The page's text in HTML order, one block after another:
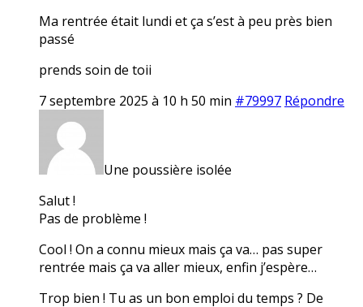
Ma rentrée était lundi et ça s’est à peu près bien
passé
prends soin de toii
7 septembre 2025 à 10 h 50 min #79997 Répondre
Une poussière isolée
Salut !
Pas de problème !
Cool ! On a connu mieux mais ça va… pas super
rentrée mais ça va aller mieux, enfin j’espère…
Trop bien ! Tu as un bon emploi du temps ? De